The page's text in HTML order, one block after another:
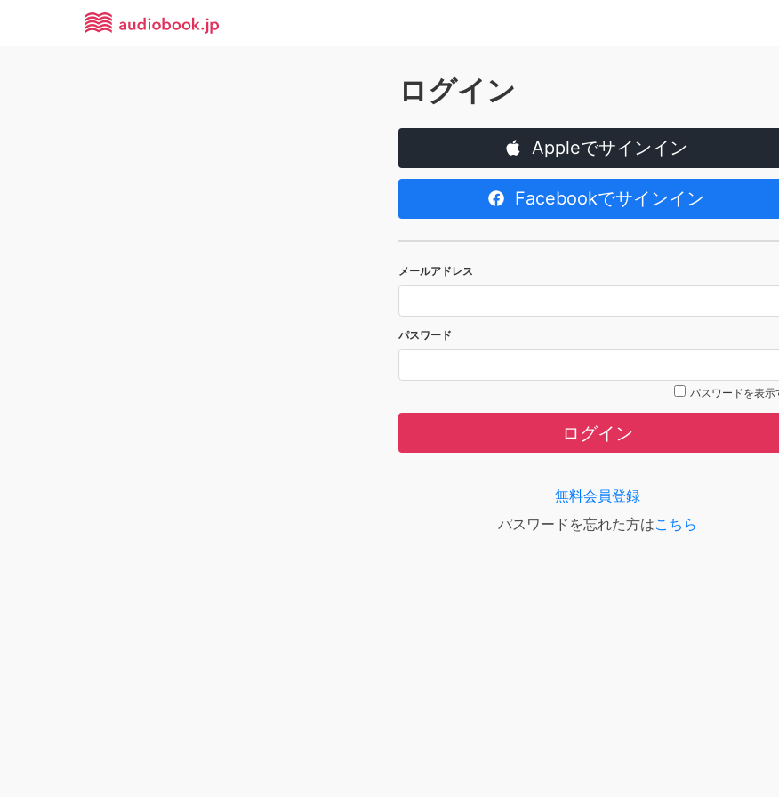
ログイン
Appleでサインイン
Facebookでサインイン
メールアドレス
パスワード
パスワードを表示
ログイン
無料会員登録
パスワードを忘れた方はこちら